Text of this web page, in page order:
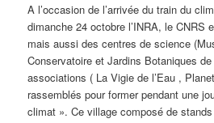
A l’occasion de l’arrivée du train du
dimanche 24 octobre l’INRA, le CNRS
mais aussi des centres de science
Conservatoire et Jardins Botaniques
associations ( La Vigie de l’Eau ,
rassemblés pour former pendant une
climat ». Ce village composé de